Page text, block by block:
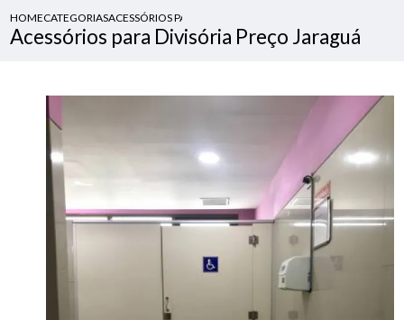
HOMECATEGORIASACESSÓRIOS PARA DIVISÓRIA PREÇO JARAGUÁ
Acessórios para Divisória Preço Jaraguá